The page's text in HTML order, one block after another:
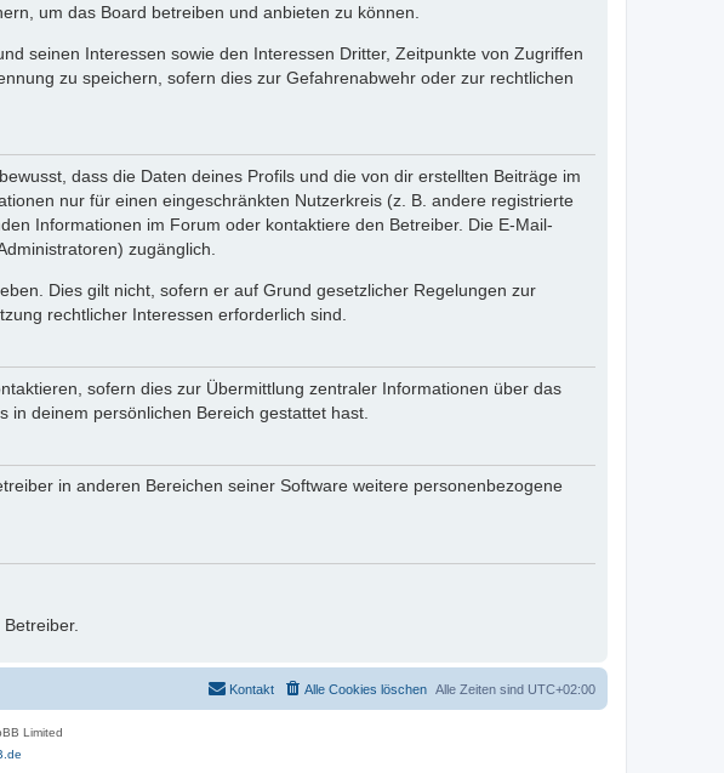
um das Board betreiben und anbieten zu können.
seinen Interessen sowie den Interessen Dritter, Zeitpunkte von Zugriffen
zu speichern, sofern dies zur Gefahrenabwehr oder zur rechtlichen
dass die Daten deines Profils und die von dir erstellten Beiträge im
nur für einen eingeschränkten Nutzerkreis (z. B. andere registrierte
Informationen im Forum oder kontaktiere den Betreiber. Die E-Mail-
zugänglich.
Dies gilt nicht, sofern er auf Grund gesetzlicher Regelungen zur
rechtlicher Interessen erforderlich sind.
sofern dies zur Übermittlung zentraler Informationen über das
deinem persönlichen Bereich gestattet hast.
in anderen Bereichen seiner Software weitere personenbezogene
Alle Zeiten sind UTC+02:00
Alle Cookies löschen
Kontakt
Limited